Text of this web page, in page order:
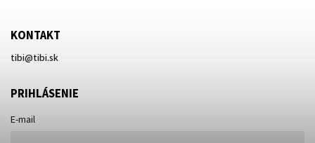
KONTAKT
tibi@tibi.sk
PRIHLÁSENIE
E-mail